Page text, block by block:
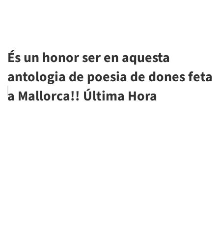
És un honor ser en aquesta
antologia de poesia de dones feta
a Mallorca!! Última Hora